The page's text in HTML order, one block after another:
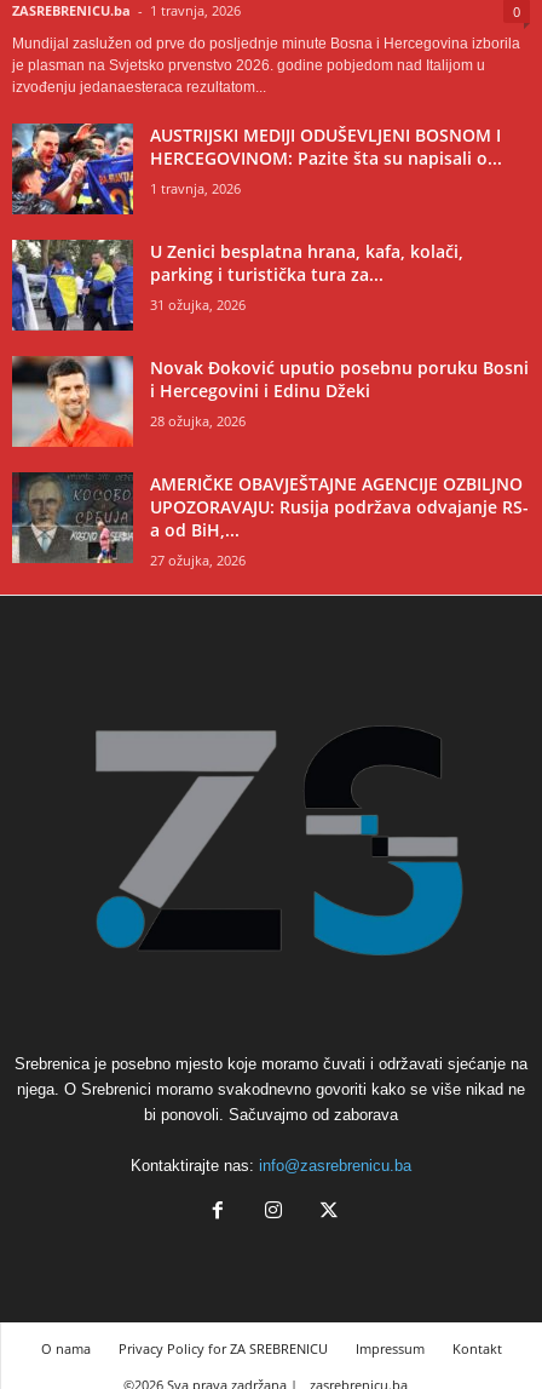
ZASREBRENICU.ba - 1 travnja, 2026 0
Mundijal zaslužen od prve do posljednje minute Bosna i Hercegovina izborila
je plasman na Svjetsko prvenstvo 2026. godine pobjedom nad Italijom u
izvođenju jedanaesteraca rezultatom...
AUSTRIJSKI MEDIJI ODUŠEVLJENI BOSNOM I
HERCEGOVINOM: Pazite šta su napisali o...
1 travnja, 2026
U Zenici besplatna hrana, kafa, kolači,
parking i turistička tura za...
31 ožujka, 2026
Novak Đoković uputio posebnu poruku Bosni
i Hercegovini i Edinu Džeki
28 ožujka, 2026
AMERIČKE OBAVJEŠTAJNE AGENCIJE OZBILJNO
UPOZORAVAJU: Rusija podržava odvajanje RS-
a od BiH,...
27 ožujka, 2026
Srebrenica je posebno mjesto koje moramo čuvati i održavati sjećanje na
njega. O Srebrenici moramo svakodnevno govoriti kako se više nikad ne
bi ponovoli. Sačuvajmo od zaborava
Kontaktirajte nas: info@zasrebrenicu.ba
O nama Privacy Policy for ZA SREBRENICU Impressum
Kontakt
©2026 Sva prava zadržana |
zasrebrenicu.ba